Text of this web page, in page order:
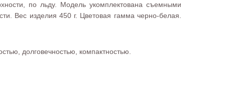
по льду. Модель укомплектована съемными
Вес изделия 450 г. Цветовая гамма черно-белая.
долговечностью, компактностью.